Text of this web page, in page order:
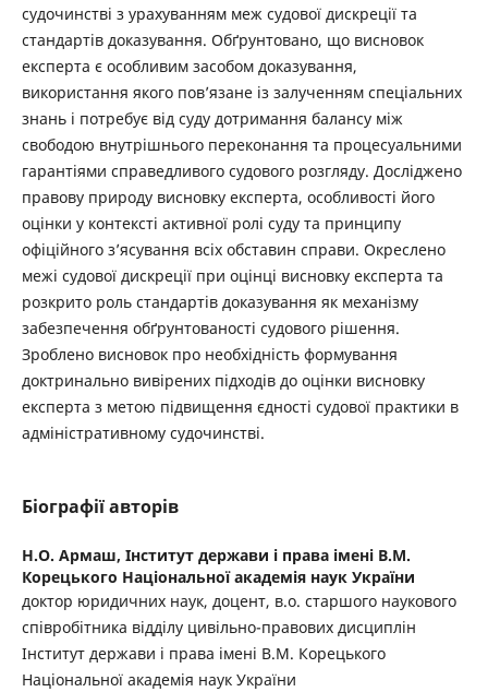
судочинстві з урахуванням меж судової дискреції та
стандартів доказування. Обґрунтовано, що висновок
експерта є особливим засобом доказування,
використання якого пов’язане із залученням спеціальних
знань і потребує від суду дотримання балансу між
свободою внутрішнього переконання та процесуальними
гарантіями справедливого судового розгляду. Досліджено
правову природу висновку експерта, особливості його
оцінки у контексті активної ролі суду та принципу
офіційного з’ясування всіх обставин справи. Окреслено
межі судової дискреції при оцінці висновку експерта та
розкрито роль стандартів доказування як механізму
забезпечення обґрунтованості судового рішення.
Зроблено висновок про необхідність формування
доктринально вивірених підходів до оцінки висновку
експерта з метою підвищення єдності судової практики в
адміністративному судочинстві.
Біографії авторів
Н.О. Армаш, Інститут держави і права імені В.М.
Корецького Національної академія наук України
доктор юридичних наук, доцент, в.о. старшого наукового
співробітника відділу цивільно-правових дисциплін
Інститут держави і права імені В.М. Корецького
Національної академія наук України